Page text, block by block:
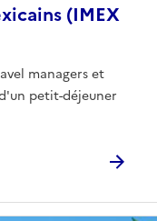
(IMEX
managers et
petit-déjeuner